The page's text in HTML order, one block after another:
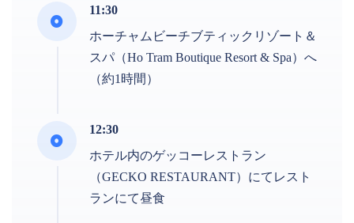
11:30
ホーチャムビーチブティックリゾート＆
スパ（Ho Tram Boutique Resort & Spa）へ
（約1時間）
12:30
ホテル内のゲッコーレストラン
（GECKO RESTAURANT）にてレスト
ランにて昼食